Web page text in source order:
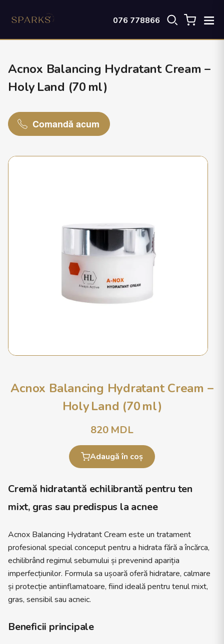
076 778866
Acnox Balancing Hydratant Cream –
Holy Land (70 ml)
Comandă acum
Acnox Balancing Hydratant Cream –
Holy Land (70 ml)
820MDL
Adaugă în coș
Cremă hidratantă echilibrantă pentru ten
mixt, gras sau predispus la acnee
Acnox Balancing Hydratant Cream este un tratament
profesional special conceput pentru a hidrata fără a încărca,
echilibrând regimul sebumului și prevenind apariția
imperfecțiunilor. Formula sa ușoară oferă hidratare, calmare
și protecție antiinflamatoare, fiind ideală pentru tenul mixt,
gras, sensibil sau acneic.
Beneficii principale